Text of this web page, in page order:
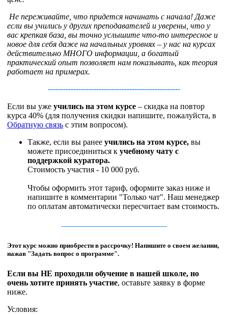
Не переживайте, что придется начинать с начала! Даже
если вы учились у других преподавателей и уверены, что у
вас крепкая база, вы точно услышите что-то интересное и
новое для себя даже на начальных уровнях – у нас на курсах
действительно МНОГО информации, а богатый
практический опыт позволяет нам показывать, как теория
работает на примерах.
----------------------------------------------------
Если вы уже учились на этом курсе – скидка на повтор
курса 40% (для получения скидки напишите, пожалуйста, в
Обратную связь с этим вопросом).
Также, если вы ранее учились на этом курсе, вы
можете присоединиться к учебному чату с
поддержкой куратора.
Стоимость участия - 10 000 руб.
Чтобы оформить этот тариф, оформите заказ ниже и
напишите в комментарии "Только чат". Наш менеджер
по оплатам автоматически пересчитает вам стоимость.
----------------------------------------------------
Этот курс можно приобрести в рассрочку! Напишите о своем желании,
нажав "Задать вопрос о программе".
Если вы НЕ проходили обучение в нашей школе, но
очень хотите принять участие, оставьте заявку в форме
ниже.
Условия: